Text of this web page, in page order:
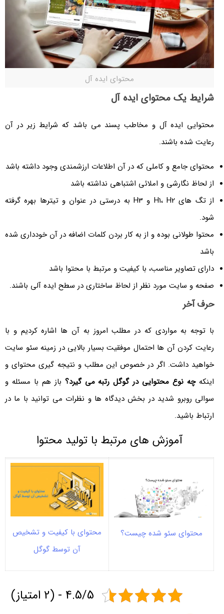
محتوای ایده آل
شرایط یک محتوای ایده آل
محتوایی ایده آل و مخاطب پسند می باشد که شرایط زیر در آن
رعایت شده باشند.
محتوای جامع و کاملی که در آن اطلاعات ارزشمندی وجود داشته باشد
از لحاظ نگارشی و املائی اشتباهی نداشته باشد
از تگ های H1، H2 و H3 به درستی در عنوان و تیترها بهره گرفته
شود.
محتوا طولانی بوده و از به کار بردن کلمات اضافه در آن خودداری شده
باشد
دارای تصاویر مناسب، با کیفیت و مرتبط با محتوا باشد
صفحه و سایت مورد نظر از لحاظ ساختاری در سطح ایده آلی باشند.
حرف آخر
با توجه به مواردی که در مطلب امروز به آن ها اشاره کردیم و با
رعایت کردن آن ها احتمال موفقیت بسیار بالایی در زمینه سئو سایت
خواهید داشت. اگر در خصوص این مطلب و نتیجه گیری محتوای و
اینکه چه نوع محتوایی در گوگل رتبه می گیرد؟باز هم با مسئله و
سوالی روبرو شدید در بخش دیدگاه ها و نظرات می توانید با ما در
ارتباط باشید.
آموزش های مرتبط با تولید محتوا
محتوای سئو شده چیست؟
محتوای با کیفیت و تشخیص
آن توسط گوگل
4.5/5 - (2 امتیاز)